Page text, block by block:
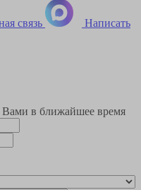
связь Написать
в ближайшее время